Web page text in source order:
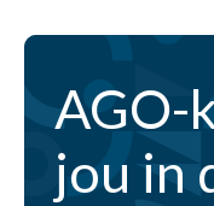
AGO-
jou in